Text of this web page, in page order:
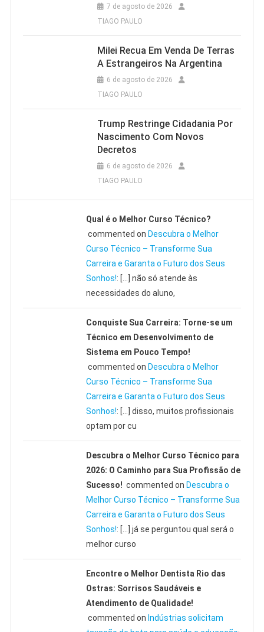
7 de agosto de 2026
TIAGO PAULO
Milei Recua Em Venda De Terras
A Estrangeiros Na Argentina
6 de agosto de 2026
TIAGO PAULO
Trump Restringe Cidadania Por
Nascimento Com Novos
Decretos
6 de agosto de 2026
TIAGO PAULO
Qual é o Melhor Curso Técnico?
commented on Descubra o Melhor
Curso Técnico – Transforme Sua
Carreira e Garanta o Futuro dos Seus
Sonhos!: […] não só atende às
necessidades do aluno,
Conquiste Sua Carreira: Torne-se um
Técnico em Desenvolvimento de
Sistema em Pouco Tempo!
commented on Descubra o Melhor
Curso Técnico – Transforme Sua
Carreira e Garanta o Futuro dos Seus
Sonhos!: […] disso, muitos profissionais
optam por cu
Descubra o Melhor Curso Técnico para
2026: O Caminho para Sua Profissão de
Sucesso! commented on Descubra o
Melhor Curso Técnico – Transforme Sua
Carreira e Garanta o Futuro dos Seus
Sonhos!: […] já se perguntou qual será o
melhor curso
Encontre o Melhor Dentista Rio das
Ostras: Sorrisos Saudáveis e
Atendimento de Qualidade!
commented on Indústrias solicitam